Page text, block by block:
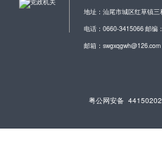
地址：汕尾市城区红草镇
电话：0660-3415066 邮编
邮箱：swgxqgwh@126.com
粤公网安备